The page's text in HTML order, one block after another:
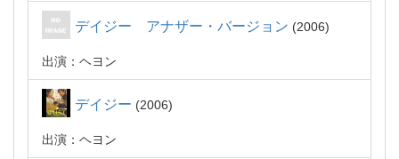
デイジー アナザー・バージョン 2006
出演：ヘヨン
デイジー 2006
出演：ヘヨン